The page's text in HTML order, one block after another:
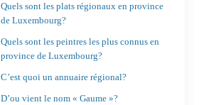
Quels sont les plats régionaux en province
de Luxembourg?
Quels sont les peintres les plus connus en
province de Luxembourg?
C’est quoi un annuaire régional?
D’ou vient le nom « Gaume »?